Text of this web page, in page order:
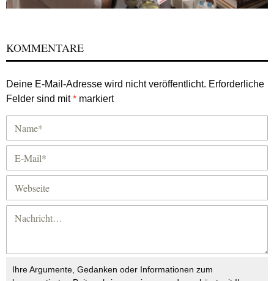
KOMMENTARE
Deine E-Mail-Adresse wird nicht veröffentlicht. Erforderliche
Felder sind mit* markiert
Ihre Argumente, Gedanken oder Informationen zum